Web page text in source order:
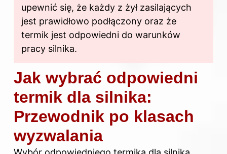
upewnić się, że każdy z żył zasilających
jest prawidłowo podłączony oraz że
termik jest odpowiedni do warunków
pracy silnika.
Jak wybrać odpowiedni
termik dla silnika:
Przewodnik po klasach
wyzwalania